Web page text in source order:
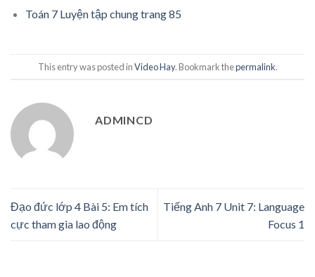
Toán 7 Luyện tập chung trang 85
This entry was posted inVideo Hay. Bookmark thepermalink.
ADMINCD
Đạo đức lớp 4 Bài 5: Em tích
cực tham gia lao động
Tiếng Anh 7 Unit 7: Language
Focus 1